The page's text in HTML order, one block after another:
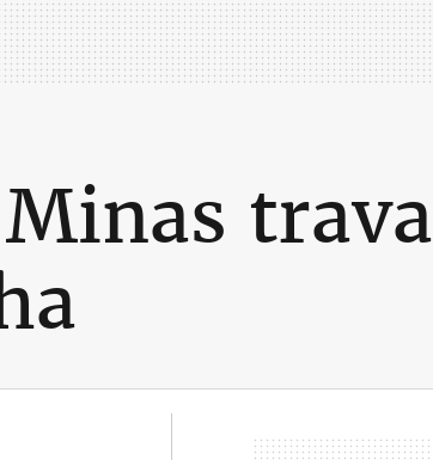
trava